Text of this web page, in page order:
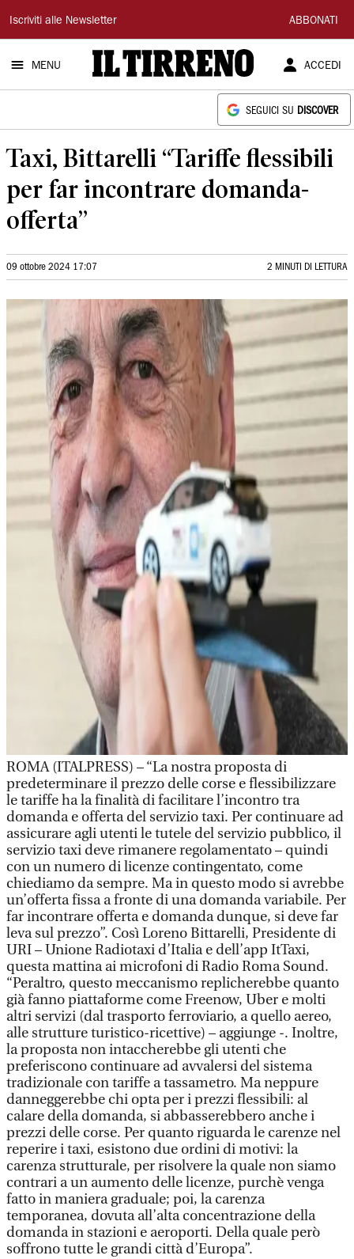
Il
Tirreno
Iscriviti alle Newsletter ABBONATI
MENU ACCEDI
SEGUICI SU DISCOVER
Taxi, Bittarelli “Tariffe flessibili
per far incontrare domanda-
offerta”
09 ottobre 2024 17:07 2 MINUTI DI LETTURA
ROMA (ITALPRESS) – “La nostra proposta di
predeterminare il prezzo delle corse e flessibilizzare
le tariffe ha la finalità di facilitare l’incontro tra
domanda e offerta del servizio taxi. Per continuare ad
assicurare agli utenti le tutele del servizio pubblico, il
servizio taxi deve rimanere regolamentato – quindi
con un numero di licenze contingentato, come
chiediamo da sempre. Ma in questo modo si avrebbe
un’offerta fissa a fronte di una domanda variabile. Per
far incontrare offerta e domanda dunque, si deve far
leva sul prezzo”. Così Loreno Bittarelli, Presidente di
URI – Unione Radiotaxi d’Italia e dell’app ItTaxi,
questa mattina ai microfoni di Radio Roma Sound.
“Peraltro, questo meccanismo replicherebbe quanto
già fanno piattaforme come Freenow, Uber e molti
altri servizi (dal trasporto ferroviario, a quello aereo,
alle strutture turistico-ricettive) – aggiunge -. Inoltre,
la proposta non intaccherebbe gli utenti che
preferiscono continuare ad avvalersi del sistema
tradizionale con tariffe a tassametro. Ma neppure
danneggerebbe chi opta per i prezzi flessibili: al
calare della domanda, si abbasserebbero anche i
prezzi delle corse. Per quanto riguarda le carenze nel
reperire i taxi, esistono due ordini di motivi: la
carenza strutturale, per risolvere la quale non siamo
contrari a un aumento delle licenze, purchè venga
fatto in maniera graduale; poi, la carenza
temporanea, dovuta all’alta concentrazione della
domanda in stazioni e aeroporti. Della quale però
soffrono tutte le grandi città d’Europa”.